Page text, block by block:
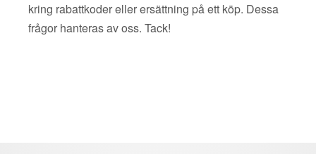
kring rabattkoder eller ersättning på ett köp. Dessa
frågor hanteras av oss. Tack!